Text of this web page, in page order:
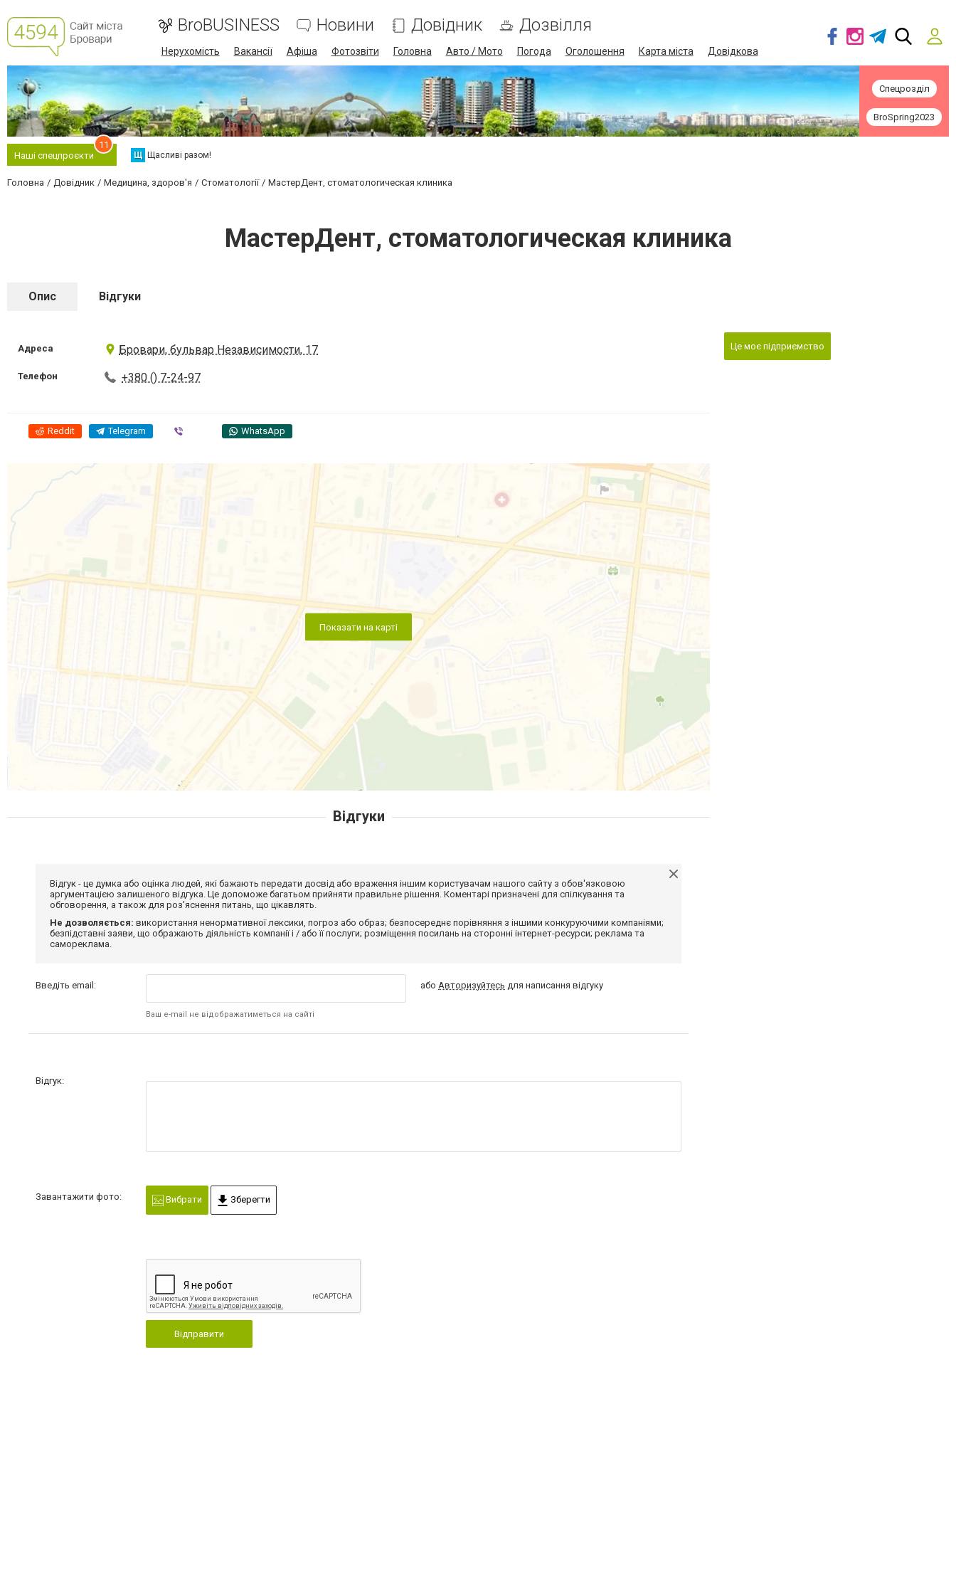
BroBUSINESS Новини Довідник Дозвілля
Нерухомість Вакансії Афіша Фотозвіти Головна Авто / Мото Погода Оголошення Карта міста Довідкова
Спецрозділ
BroSpring2023
Наші спецпроєкти
11
Щ Щасливі разом!
Головна Довідник Медицина, здоров'я Стоматології МастерДент, стоматологическая клиника
МастерДент, стоматологическая клиника
Опис Відгуки
Адреса Бровари, бульвар Независимости, 17
Телефон +380 () 7-24-97
Reddit Telegram WhatsApp
Показати на карті
Це моє підприємство
Відгуки
Відгук - це думка або оцінка людей, які бажають передати досвід або враження іншим користувачам нашого сайту з обов'язковою
аргументацією залишеного відгука. Це допоможе багатьом прийняти правильне рішення. Коментарі призначені для спілкування та
обговорення, а також для роз'яснення питань, що цікавлять.
Не дозволяється: використання ненормативної лексики, погроз або образ; безпосереднє порівняння з іншими конкуруючими компаніями;
безпідставні заяви, що ображають діяльність компанії і / або її послуги; розміщення посилань на сторонні інтернет-ресурси; реклама та
самореклама.
Введіть email:
Ваш e-mail не відображатиметься на сайті
абоАвторизуйтесь для написання відгуку
Відгук:
Завантажити фото: Вибрати Зберегти
Відправити